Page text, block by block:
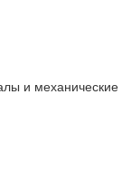
и механические